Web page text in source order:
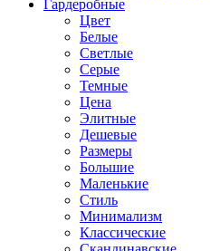
Гардеробные
Цвет
Белые
Светлые
Серые
Темные
Цена
Элитные
Дешевые
Размеры
Большие
Маленькие
Стиль
Минимализм
Классические